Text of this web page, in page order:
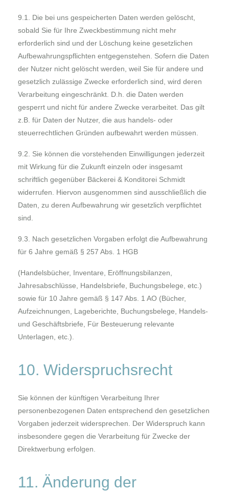
9.1. Die bei uns gespeicherten Daten werden gelöscht,
sobald Sie für Ihre Zweckbestimmung nicht mehr
erforderlich sind und der Löschung keine gesetzlichen
Aufbewahrungspflichten entgegenstehen. Sofern die Daten
der Nutzer nicht gelöscht werden, weil Sie für andere und
gesetzlich zulässige Zwecke erforderlich sind, wird deren
Verarbeitung eingeschränkt. D.h. die Daten werden
gesperrt und nicht für andere Zwecke verarbeitet. Das gilt
z.B. für Daten der Nutzer, die aus handels- oder
steuerrechtlichen Gründen aufbewahrt werden müssen.
9.2. Sie können die vorstehenden Einwilligungen jederzeit
mit Wirkung für die Zukunft einzeln oder insgesamt
schriftlich gegenüber Bäckerei & Konditorei Schmidt
widerrufen. Hiervon ausgenommen sind ausschließlich die
Daten, zu deren Aufbewahrung wir gesetzlich verpflichtet
sind.
9.3. Nach gesetzlichen Vorgaben erfolgt die Aufbewahrung
für 6 Jahre gemäß § 257 Abs. 1 HGB
(Handelsbücher, Inventare, Eröffnungsbilanzen,
Jahresabschlüsse, Handelsbriefe, Buchungsbelege, etc.)
sowie für 10 Jahre gemäß § 147 Abs. 1 AO (Bücher,
Aufzeichnungen, Lageberichte, Buchungsbelege, Handels-
und Geschäftsbriefe, Für Besteuerung relevante
Unterlagen, etc.).
10. Widerspruchsrecht
Sie können der künftigen Verarbeitung Ihrer
personenbezogenen Daten entsprechend den gesetzlichen
Vorgaben jederzeit widersprechen. Der Widerspruch kann
insbesondere gegen die Verarbeitung für Zwecke der
Direktwerbung erfolgen.
11. Änderung der